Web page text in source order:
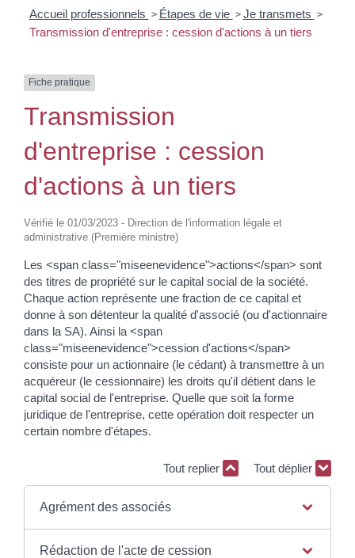
Accueil professionnels > Étapes de vie > Je transmets >
Transmission d'entreprise : cession d'actions à un tiers
Fiche pratique
Transmission
d'entreprise : cession
d'actions à un tiers
Vérifié le 01/03/2023 - Direction de l'information légale et
administrative (Première ministre)
Les <span class="miseenevidence">actions</span> sont
des titres de propriété sur le capital social de la société.
Chaque action représente une fraction de ce capital et
donne à son détenteur la qualité d'associé (ou d'actionnaire
dans la SA). Ainsi la <span
class="miseenevidence">cession d'actions</span>
consiste pour un actionnaire (le cédant) à transmettre à un
acquéreur (le cessionnaire) les droits qu'il détient dans le
capital social de l'entreprise. Quelle que soit la forme
juridique de l'entreprise, cette opération doit respecter un
certain nombre d'étapes.
Tout replier Tout déplier
Agrément des associés
Rédaction de l'acte de cession